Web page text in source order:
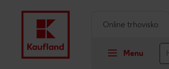
Menu
Online trhovisko